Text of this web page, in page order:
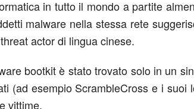
in tutto il mondo a partite
malware nella stessa rete
actor di lingua cinese.
bootkit è stato trovato solo in un
(ad esempio ScrambleCross e i suoi
vittime.